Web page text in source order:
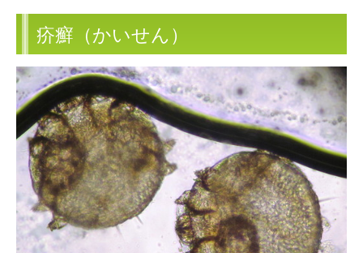
疥癬（かいせん）